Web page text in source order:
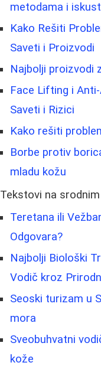
metodama i
Kako Rešiti
Saveti i Proizvodi
Najbolji proizvodi
Face Lifting i
Saveti i Rizici
Kako rešiti
Borbe protiv
mladu kožu
Tekstovi na
Teretana ili
Odgovara?
Najbolji Biološki
Vodič kroz
Seoski turizam u
mora
Sveobuhvatni
kože